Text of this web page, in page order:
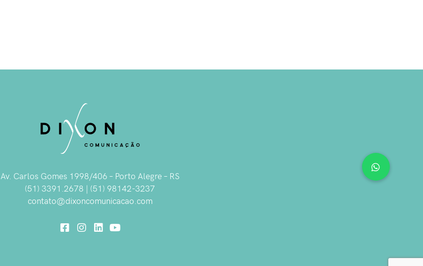
Av. Carlos Gomes 1998/406 – Porto Alegre – RS
(51) 3391.2678 | (51) 98142-3237
contato@dixoncomunicacao.com